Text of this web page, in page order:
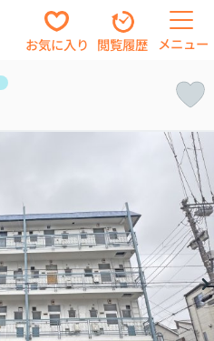
お気に入り 閲覧履歴 メニュー